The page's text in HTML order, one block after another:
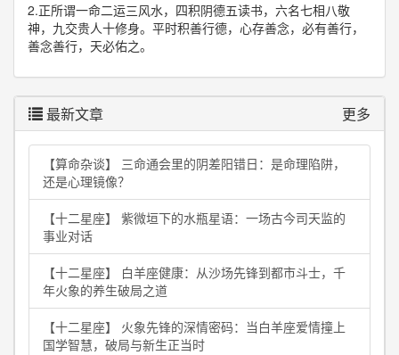
2.正所谓一命二运三风水，四积阴德五读书，六名七相八敬
神，九交贵人十修身。平时积善行德，心存善念，必有善行，
善念善行，天必佑之。
最新文章 更多
【算命杂谈】 三命通会里的阴差阳错日：是命理陷阱，
还是心理镜像？
【十二星座】 紫微垣下的水瓶星语：一场古今司天监的
事业对话
【十二星座】 白羊座健康：从沙场先锋到都市斗士，千
年火象的养生破局之道
【十二星座】 火象先锋的深情密码：当白羊座爱情撞上
国学智慧，破局与新生正当时